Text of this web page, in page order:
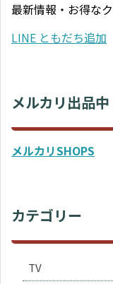
最新情報・お得な
LINE ともだち追加
メルカリ出品中
メルカリSHOPS
カテゴリー
TV